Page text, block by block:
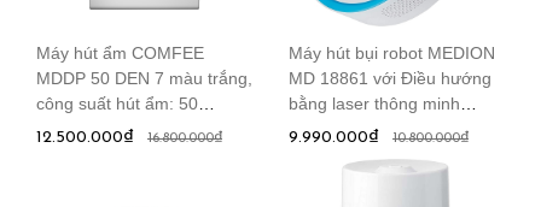
Máy hút ẩm COMFEE
MDDP 50 DEN 7 màu trắng,
công suất hút ẩm: 50
lít/24giờ, diện tích phòng:
12.500.000₫ 16.800.000₫
Máy hút bụi robot MEDION
MD 18861 với Điều hướng
bằng laser thông minh
(Model 2020, Tương thích
phòng, Thời gian chạy 120
9.990.000₫ 10.800.000₫